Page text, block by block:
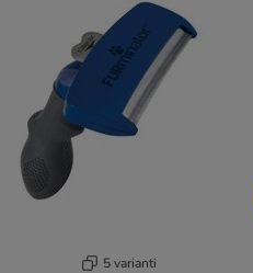
5 varianti